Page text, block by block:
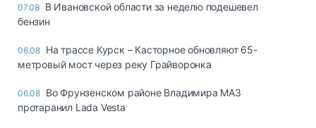
07.08 В Ивановской области за неделю подешевел
бензин
06.08 На трассе Курск – Касторное обновляют 65-
метровый мост через реку Грайворонка
06.08 Во Фрунзенском районе Владимира МАЗ
протаранил Lada Vesta